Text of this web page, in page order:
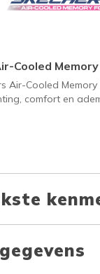
Cooled Memory
Air-Cooled
comfort en